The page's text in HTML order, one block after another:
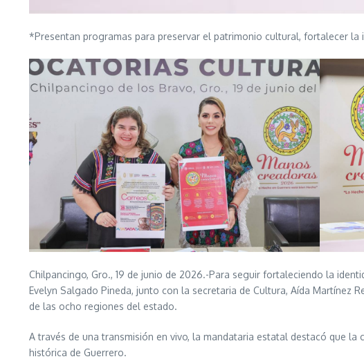
*Presentan programas para preservar el patrimonio cultural, fortalecer
Chilpancingo, Gro., 19 de junio de 2026.-Para seguir fortaleciendo la
Evelyn Salgado Pineda, junto con la secretaria de Cultura, Aída
de las ocho regiones del estado.
A través de una transmisión en vivo, la mandataria estatal destacó que
histórica de Guerrero.